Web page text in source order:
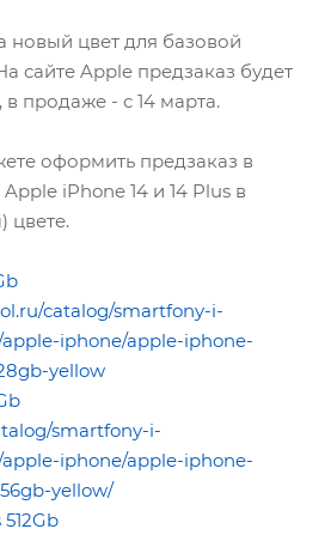
новый цвет для базовой
сайте Apple предзаказ будет
в продаже - с 14 марта.
оформить предзаказ в
iPhone 14 и 14 Plus в
цвете.
catalog/smartfony-i-
iphone/apple-iphone-
yellow
smartfony-i-
iphone/apple-iphone-
yellow/